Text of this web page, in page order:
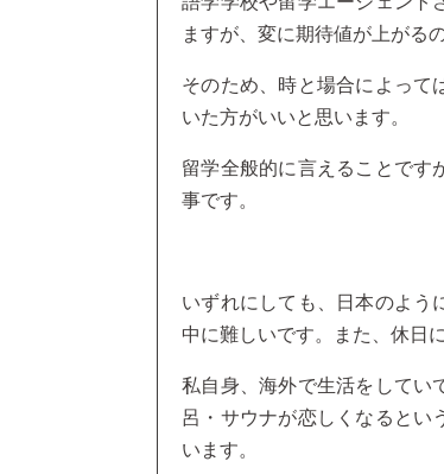
ますが、変に期待値が上がる
そのため、時と場合によって
いた方がいいと思います。
留学全般的に言えることです
事です。
いずれにしても、日本のよう
中に難しいです。また、休日
私自身、海外で生活をしてい
呂・サウナが恋しくなるとい
います。